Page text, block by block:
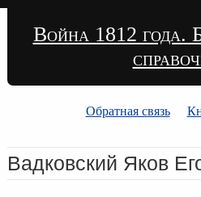
Война 1812 года.
Обратная связь
Вадковский Яков